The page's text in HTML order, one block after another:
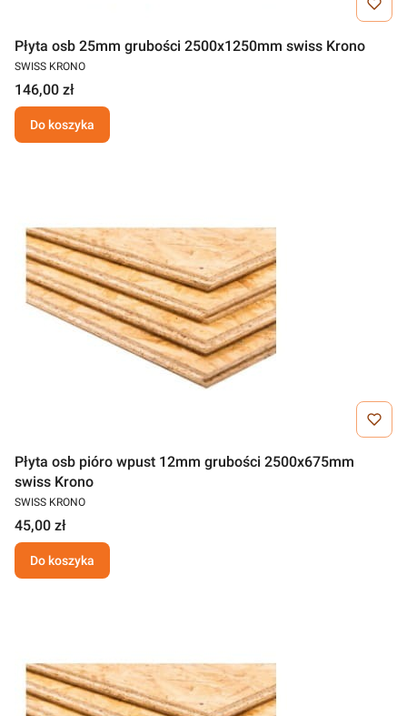
Płyta osb 25mm grubości 2500x1250mm swiss Krono
SWISS KRONO
146,00 zł
Do koszyka
Płyta osb pióro wpust 12mm grubości 2500x675mm
swiss Krono
SWISS KRONO
45,00 zł
Do koszyka